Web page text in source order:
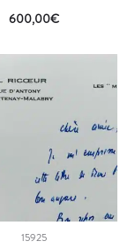
600,00€
15925